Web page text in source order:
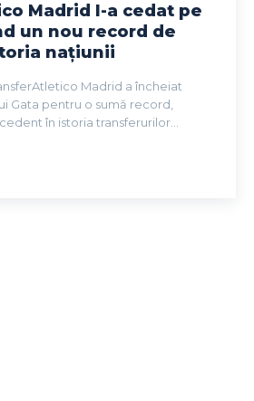
Madrid l-a cedat pe
un nou record de
națiunii
Madrid a încheiat
Gata pentru o sumă record,
în istoria transferurilor...